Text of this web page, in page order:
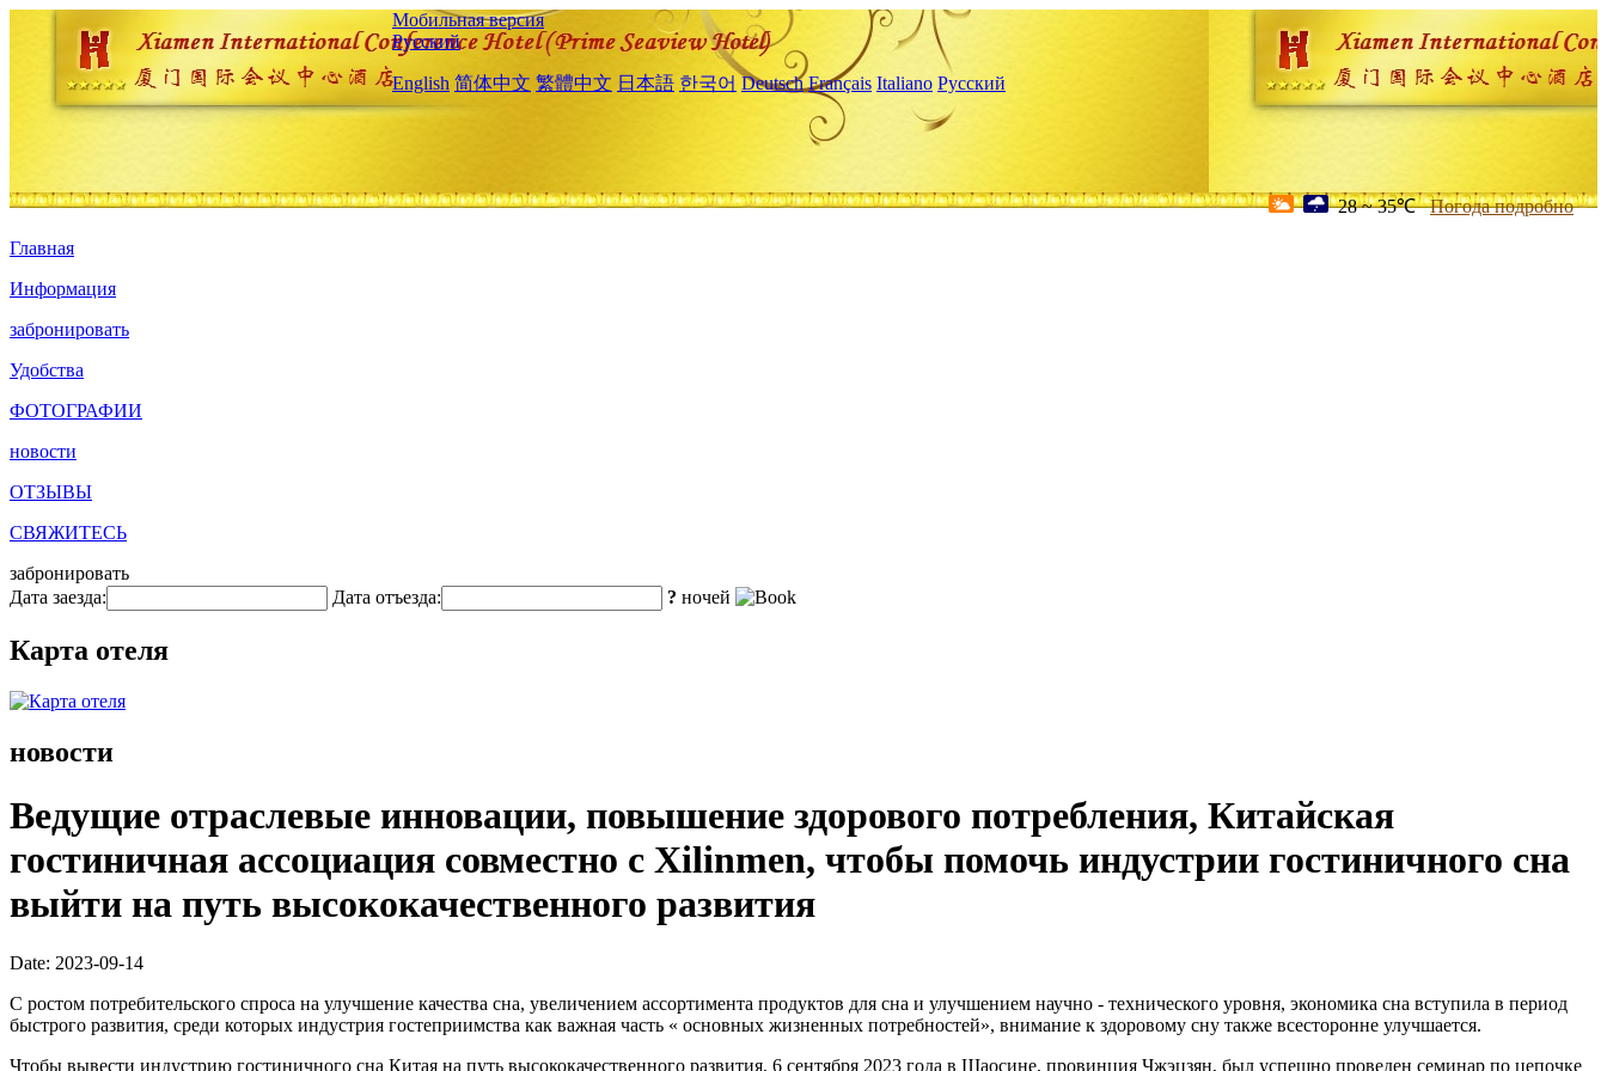
Мобильная версия
Русский
English 简体中文 繁體中文 日本語 한국어 Deutsch Français Italiano Русский
28 ~ 35℃ Погода подробно
Главная
Информация
забронировать
Удобства
ФОТОГРАФИИ
новости
ОТЗЫВЫ
СВЯЖИТЕСЬ
забронировать
Дата заезда:
Дата отъезда: ? ночей
Карта отеля
новости
Ведущие отраслевые инновации, повышение здорового потребления, Китайская
гостиничная ассоциация совместно с Xilinmen, чтобы помочь индустрии гостиничного сна
выйти на путь высококачественного развития
Date: 2023-09-14
С ростом потребительского спроса на улучшение качества сна, увеличением ассортимента продуктов для сна и улучшением научно - технического уровня, экономика сна вступила в период
быстрого развития, среди которых индустрия гостеприимства как важная часть « основных жизненных потребностей», внимание к здоровому сну также всесторонне улучшается.
Чтобы вывести индустрию гостиничного сна Китая на путь высококачественного развития, 6 сентября 2023 года в Шаосине, провинция Чжэцзян, был успешно проведен семинар по цепочке